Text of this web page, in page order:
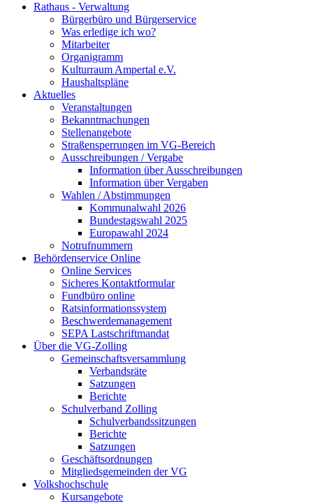
Rathaus - Verwaltung
Bürgerbüro und Bürgerservice
Was erledige ich wo?
Mitarbeiter
Organigramm
Kulturraum Ampertal e.V.
Haushaltspläne
Aktuelles
Veranstaltungen
Bekanntmachungen
Stellenangebote
Straßensperrungen im VG-Bereich
Ausschreibungen / Vergabe
Information über Ausschreibungen
Information über Vergaben
Wahlen / Abstimmungen
Kommunalwahl 2026
Bundestagswahl 2025
Europawahl 2024
Notrufnummern
Behördenservice Online
Online Services
Sicheres Kontaktformular
Fundbüro online
Ratsinformationssystem
Beschwerdemanagement
SEPA Lastschriftmandat
Über die VG-Zolling
Gemeinschaftsversammlung
Verbandsräte
Satzungen
Berichte
Schulverband Zolling
Schulverbandssitzungen
Berichte
Satzungen
Geschäftsordnungen
Mitgliedsgemeinden der VG
Volkshochschule
Kursangebote